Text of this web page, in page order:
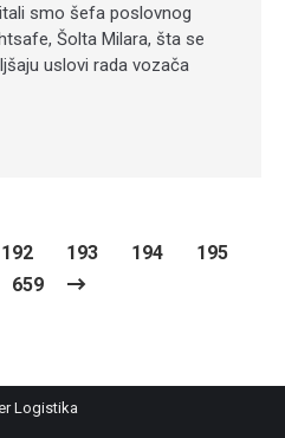
smo šefa poslovnog
Šolta Milara, šta se
uslovi rada vozača
192 193 194
195
659
Logistika